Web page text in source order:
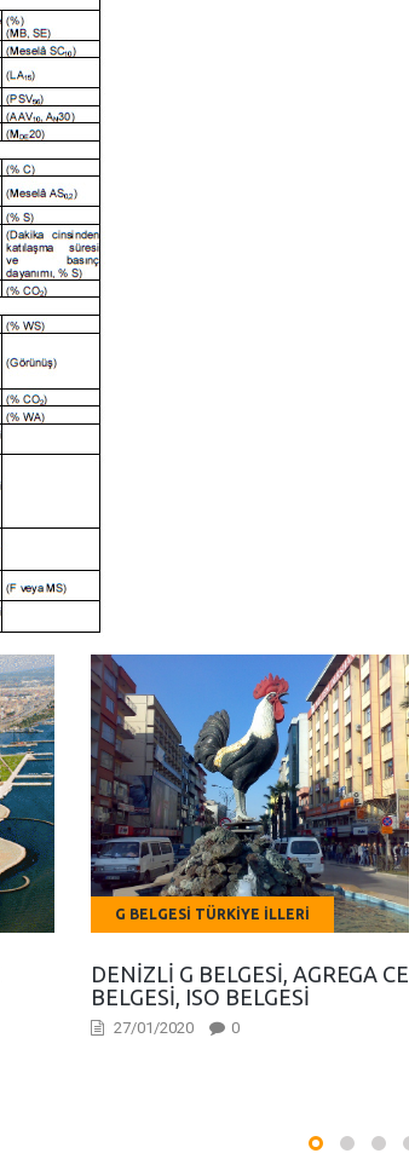
G BELGESI TÜRKIYE İLLERI
DENIZLI G BELGESI, AGREGA CE
BELGESI, ISO BELGESI
27/01/2020 0